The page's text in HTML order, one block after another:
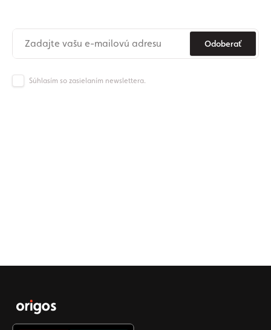
Odoberať
Súhlasím so zasielaním newslettera.